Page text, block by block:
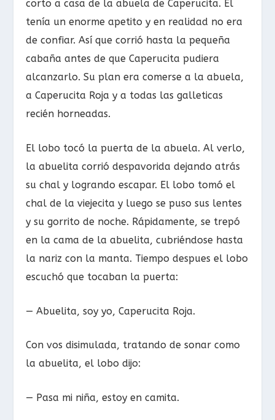
corto a casa de la abuela de Caperucita. Él
tenía un enorme apetito y en realidad no era
de confiar. Así que corrió hasta la pequeña
cabaña antes de que Caperucita pudiera
alcanzarlo. Su plan era comerse a la abuela,
a Caperucita Roja y a todas las galleticas
recién horneadas.
El lobo tocó la puerta de la abuela. Al verlo,
la abuelita corrió despavorida dejando atrás
su chal y logrando escapar. El lobo tomó el
chal de la viejecita y luego se puso sus lentes
y su gorrito de noche. Rápidamente, se trepó
en la cama de la abuelita, cubriéndose hasta
la nariz con la manta. Tiempo despues el lobo
escuchó que tocaban la puerta:
— Abuelita, soy yo, Caperucita Roja.
Con vos disimulada, tratando de sonar como
la abuelita, el lobo dijo:
— Pasa mi niña, estoy en camita.